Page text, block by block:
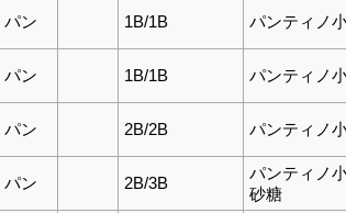
パン 1B/1B パンティノ
パン 1B/1B パンティノ
パン 2B/2B パンティノ
パン 2B/3B
パンティノ
砂糖